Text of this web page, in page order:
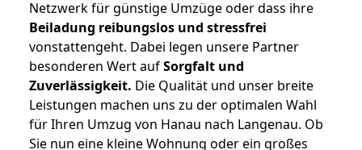
Netzwerk für günstige Umzüge oder dass ihre
Beiladung reibungslos und stressfrei
vonstattengeht. Dabei legen unsere Partner
besonderen Wert aufSorgfalt und
Zuverlässigkeit. Die Qualität und unser breite
Leistungen machen uns zu der optimalen Wahl
für Ihren Umzug von Hanau nach Langenau. Ob
Sie nun eine kleine Wohnung oder ein großes